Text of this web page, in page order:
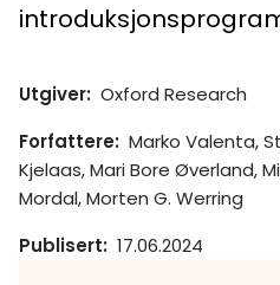
Utgiver: Oxford Research
Forfattere: Marko Valenta,
Kjelaas, Mari Bore Øverland,
Mordal, Morten G. Werring
Publisert: 17.06.2024